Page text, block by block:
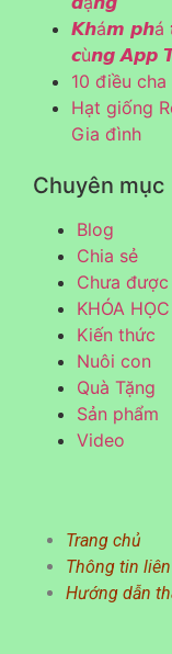
𝙆𝙝á𝙢 𝙥𝙝á
𝙘ù𝙣𝙜 𝘼𝙥𝙥
10 điều
Hạt giống
Gia đình
Chuyên mục
Blog
Chia sẻ
Chưa
KHÓA HỌC
Kiến thức
Nuôi con
Quà Tặng
Sản phẩm
Video
Trang chủ
Thông tin
Hướng dẫn